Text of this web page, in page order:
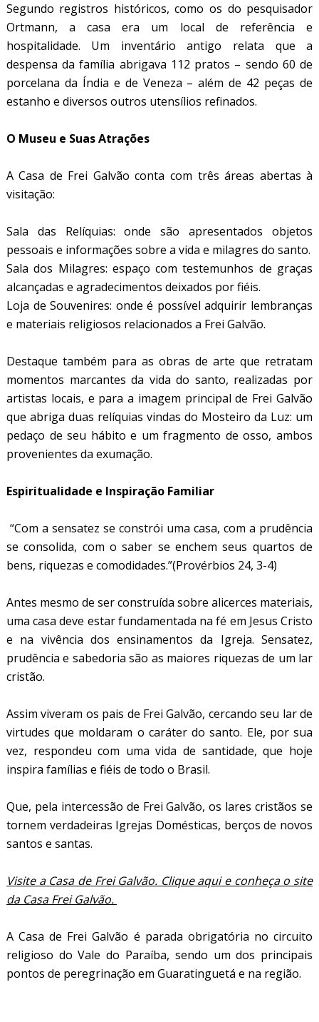
Segundo registros históricos, como os do pesquisador
Ortmann, a casa era um local de referência e
hospitalidade. Um inventário antigo relata que a
despensa da família abrigava 112 pratos – sendo 60 de
porcelana da Índia e de Veneza – além de 42 peças de
estanho e diversos outros utensílios refinados.
O Museu e Suas Atrações
A Casa de Frei Galvão conta com três áreas abertas à
visitação:
Sala das Relíquias: onde são apresentados objetos
pessoais e informações sobre a vida e milagres do santo.
Sala dos Milagres: espaço com testemunhos de graças
alcançadas e agradecimentos deixados por fiéis.
Loja de Souvenires: onde é possível adquirir lembranças
e materiais religiosos relacionados a Frei Galvão.
Destaque também para as obras de arte que retratam
momentos marcantes da vida do santo, realizadas por
artistas locais, e para a imagem principal de Frei Galvão
que abriga duas relíquias vindas do Mosteiro da Luz: um
pedaço de seu hábito e um fragmento de osso, ambos
provenientes da exumação.
Espiritualidade e Inspiração Familiar
“Com a sensatez se constrói uma casa, com a prudência
se consolida, com o saber se enchem seus quartos de
bens, riquezas e comodidades.”(Provérbios 24, 3-4)
Antes mesmo de ser construída sobre alicerces materiais,
uma casa deve estar fundamentada na fé em Jesus Cristo
e na vivência dos ensinamentos da Igreja. Sensatez,
prudência e sabedoria são as maiores riquezas de um lar
cristão.
Assim viveram os pais de Frei Galvão, cercando seu lar de
virtudes que moldaram o caráter do santo. Ele, por sua
vez, respondeu com uma vida de santidade, que hoje
inspira famílias e fiéis de todo o Brasil.
Que, pela intercessão de Frei Galvão, os lares cristãos se
tornem verdadeiras Igrejas Domésticas, berços de novos
santos e santas.
Visite a Casa de Frei Galvão. Clique aqui e conheça o site
da Casa Frei Galvão.
A Casa de Frei Galvão é parada obrigatória no circuito
religioso do Vale do Paraíba, sendo um dos principais
pontos de peregrinação em Guaratinguetá e na região.